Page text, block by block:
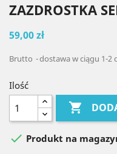
ZAZDROSTKA
59,00 zł
Brutto dostawa w ciągu 1-2
Ilość

 Produkt na